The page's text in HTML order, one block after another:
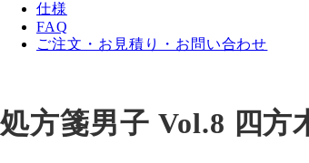
仕様
FAQ
ご注文・お見積り・お問い合わせ
処方箋男子 Vol.8 四方